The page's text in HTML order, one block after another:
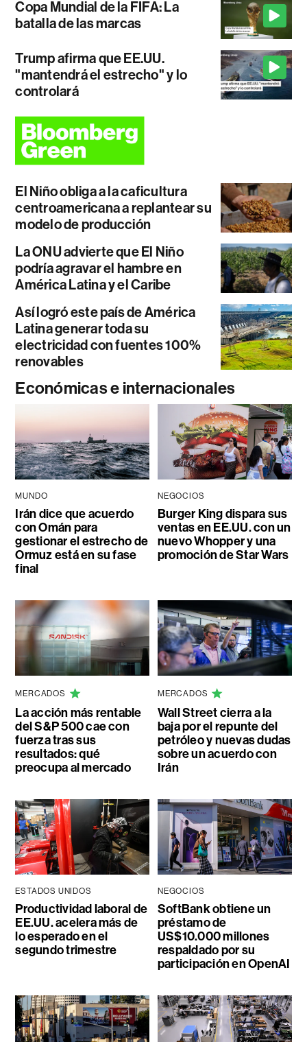
Copa Mundial de la FIFA: La
batalla de las marcas
Trump afirma que EE.UU.
"mantendrá el estrecho" y lo
controlará
El Niño obliga a la caficultura
centroamericana a replantear su
modelo de producción
La ONU advierte que El Niño
podría agravar el hambre en
América Latina y el Caribe
Así logró este país de América
Latina generar toda su
electricidad con fuentes 100%
renovables
Económicas e internacionales
MUNDO
Irán dice que acuerdo
con Omán para
gestionar el estrecho de
Ormuz está en su fase
final
NEGOCIOS
Burger King dispara sus
ventas en EE.UU. con un
nuevo Whopper y una
promoción de Star Wars
MERCADOS
La acción más rentable
del S&P 500 cae con
fuerza tras sus
resultados: qué
preocupa al mercado
MERCADOS
Wall Street cierra a la
baja por el repunte del
petróleo y nuevas dudas
sobre un acuerdo con
Irán
ESTADOS UNIDOS
Productividad laboral de
EE.UU. acelera más de
lo esperado en el
segundo trimestre
NEGOCIOS
SoftBank obtiene un
préstamo de
US$10.000 millones
respaldado por su
participación en OpenAI